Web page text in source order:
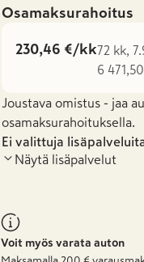
Osamaksurahoitus
230,46 €/kk72 kk,
6
Joustava omistus - jaa
osamaksurahoituksella.
Ei valittuja
Näytä lisäpalvelut
Voit myös varata auton